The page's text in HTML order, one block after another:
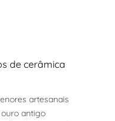
de cerâmica
artesanais
antigo